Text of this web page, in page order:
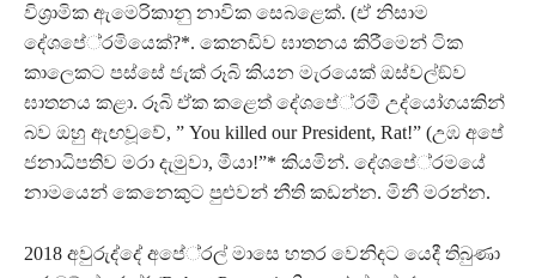
විශ‍්‍රාමික ඇමෙරිකානු නාවික සෙබළෙක්. (ඒ නිසාම
දේශපේ‍්‍රමියෙක්?*. කෙනඩිව ඝාතනය කිරීමෙන් ටික
කාලෙකට පස්සේ ජැක් රූබි කියන මැරයෙක් ඔස්වල්ඞ්ව
ඝාතනය කළා. රූබි ඒක කළෙත් දේශපේ‍්‍රමී උද්යෝගයකින්
බව ඔහු ඇඟවූවේ, ” You killed our President, Rat!” (උඹ අපේ
ජනාධිපතිව මරා දැමුවා, මීයා!”* කියමින්. දේශපේ‍්‍රමයේ
නාමයෙන් කෙනෙකුට පුළුවන් නීති කඩන්න. මිනී මරන්න.
2018 අවුරුද්දේ අපේ‍්‍රල් මාසෙ හතර වෙනිදට යෙදී තිබුණා